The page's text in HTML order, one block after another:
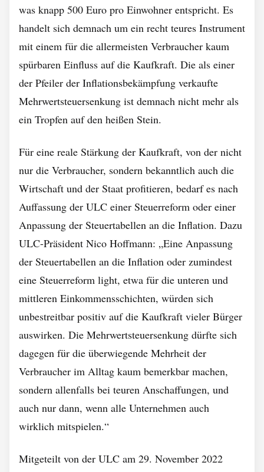
was knapp 500 Euro pro Einwohner entspricht. Es
handelt sich demnach um ein recht teures Instrument
mit einem für die allermeisten Verbraucher kaum
spürbaren Einfluss auf die Kaufkraft. Die als einer
der Pfeiler der Inflationsbekämpfung verkaufte
Mehrwertsteuersenkung ist demnach nicht mehr als
ein Tropfen auf den heißen Stein.
Für eine reale Stärkung der Kaufkraft, von der nicht
nur die Verbraucher, sondern bekanntlich auch die
Wirtschaft und der Staat profitieren, bedarf es nach
Auffassung der ULC einer Steuerreform oder einer
Anpassung der Steuertabellen an die Inflation. Dazu
ULC-Präsident Nico Hoffmann: „Eine Anpassung
der Steuertabellen an die Inflation oder zumindest
eine Steuerreform light, etwa für die unteren und
mittleren Einkommensschichten, würden sich
unbestreitbar positiv auf die Kaufkraft vieler Bürger
auswirken. Die Mehrwertsteuersenkung dürfte sich
dagegen für die überwiegende Mehrheit der
Verbraucher im Alltag kaum bemerkbar machen,
sondern allenfalls bei teuren Anschaffungen, und
auch nur dann, wenn alle Unternehmen auch
wirklich mitspielen.“
Mitgeteilt von der ULC am 29. November 2022